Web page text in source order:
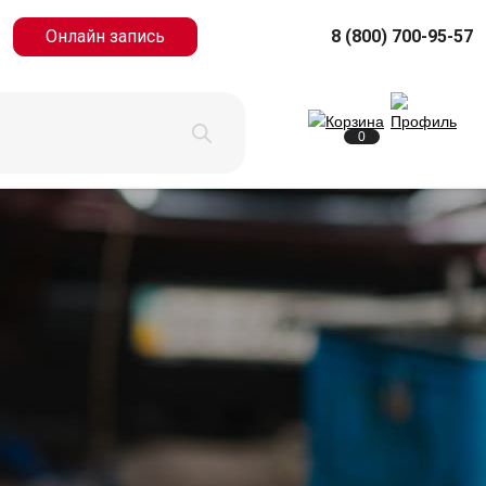
Онлайн запись 8 (800) 700-95-57
0